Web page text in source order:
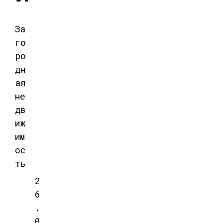
За
го
ро
дн
ая
не
дв
иж
им
ос
ть
2
6
.